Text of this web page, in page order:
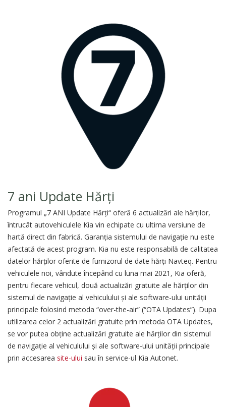
7 ani Update Hărți
Programul „7 ANI Update Hărţi“ oferă 6 actualizări ale hărţilor,
întrucât autovehiculele Kia vin echipate cu ultima versiune de
hartă direct din fabrică. Garanţia sistemului de navigaţie nu este
afectată de acest program. Kia nu este responsabilă de calitatea
datelor hărţilor oferite de furnizorul de date hărţi Navteq. Pentru
vehiculele noi, vândute începând cu luna mai 2021, Kia oferă,
pentru fiecare vehicul, două actualizări gratuite ale hărților din
sistemul de navigație al vehiculului și ale software-ului unității
principale folosind metoda “over-the-air” (“OTA Updates”). Dupa
utilizarea celor 2 actualizări gratuite prin metoda OTA Updates,
se vor putea obține actualizări gratuite ale hărților din sistemul
de navigație al vehiculului și ale software-ului unității principale
prin accesarea site-ului sau în service-ul Kia Autonet.